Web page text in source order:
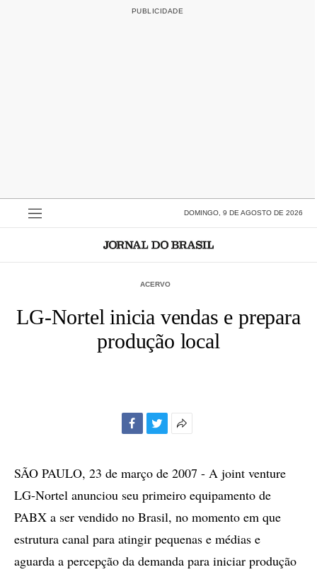
DOMINGO, 9 DE AGOSTO DE 2026
ACERVO
LG-Nortel inicia vendas e prepara
produção local
compartilhamento
SÃO PAULO, 23 de março de 2007 - A joint venture
LG-Nortel anunciou seu primeiro equipamento de
PABX a ser vendido no Brasil, no momento em que
estrutura canal para atingir pequenas e médias e
aguarda a percepção da demanda para iniciar produção